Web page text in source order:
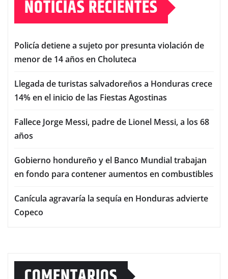
NOTICIAS RECIENTES
Policía detiene a sujeto por presunta violación de
menor de 14 años en Choluteca
Llegada de turistas salvadoreños a Honduras crece
14% en el inicio de las Fiestas Agostinas
Fallece Jorge Messi, padre de Lionel Messi, a los 68
años
Gobierno hondureño y el Banco Mundial trabajan
en fondo para contener aumentos en combustibles
Canícula agravaría la sequía en Honduras advierte
Copeco